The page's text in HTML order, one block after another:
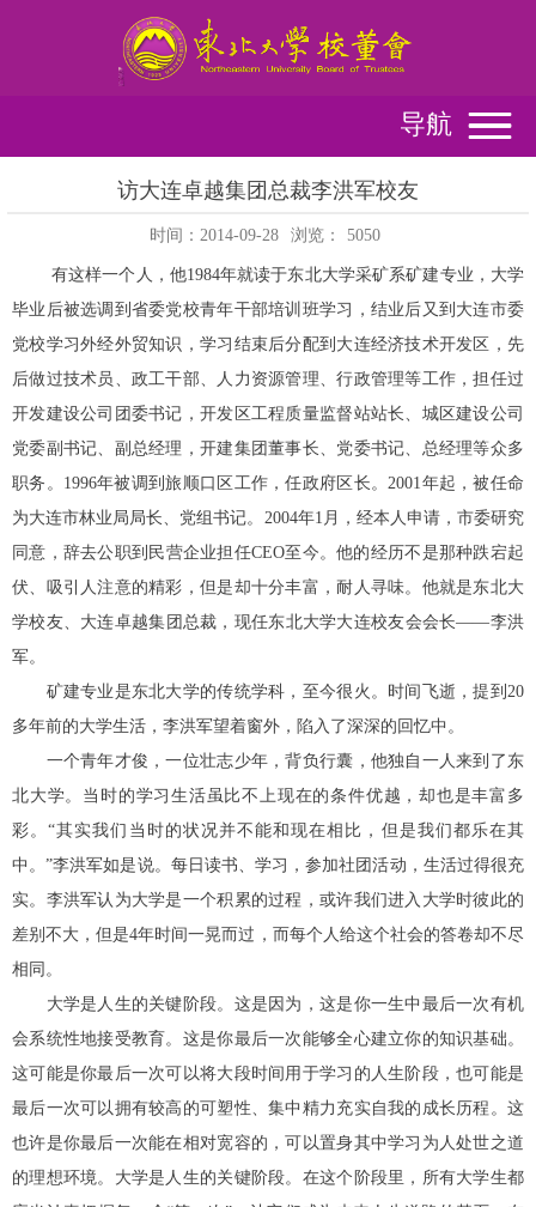
导航
访大连卓越集团总裁李洪军校友
时间：2014-09-28 浏览： 5050
有这样一个人，他1984年就读于东北大学采矿系矿建专业，大学
毕业后被选调到省委党校青年干部培训班学习，结业后又到大连市委
党校学习外经外贸知识，学习结束后分配到大连经济技术开发区，先
后做过技术员、政工干部、人力资源管理、行政管理等工作，担任过
开发建设公司团委书记，开发区工程质量监督站站长、城区建设公司
党委副书记、副总经理，开建集团董事长、党委书记、总经理等众多
职务。 1996年被调到旅顺口区工作，任政府区长。 2001 年起，被任命
为大连市林业局局长、党组书记。 2004年1 月，经本人申请，市委研究
同意，辞去公职到民营企业担任CEO至今。他的经历不是那种跌宕起
伏、吸引人注意的精彩，但是却十分丰富，耐人寻味。他就是东北大
学校友、大连卓越集团总裁，现任东北大学大连校友会会长——李洪
军。
矿建专业是东北大学的传统学科，至今很火。时间飞逝，提到 20
多年前的大学生活，李洪军望着窗外，陷入了深深的回忆中。
一个青年才俊，一位壮志少年，背负行囊，他独自一人来到了东
北大学。当时的学习生活虽比不上现在的条件优越，却也是丰富多
彩。“其实我们当时的状况并不能和现在相比，但是我们都乐在其
中。”李洪军如是说。每日读书、学习，参加社团活动，生活过得很充
实。李洪军认为大学是一个积累的过程，或许我们进入大学时彼此的
差别不大，但是4年时间一晃而过，而每个人给这个社会的答卷却不尽
相同。
大学是人生的关键阶段。这是因为，这是你一生中最后一次有机
会系统性地接受教育。这是你最后一次能够全心建立你的知识基础。
这可能是你最后一次可以将大段时间用于学习的人生阶段，也可能是
最后一次可以拥有较高的可塑性、集中精力充实自我的成长历程。这
也许是你最后一次能在相对宽容的，可以置身其中学习为人处世之道
的理想环境。大学是人生的关键阶段。在这个阶段里，所有大学生都